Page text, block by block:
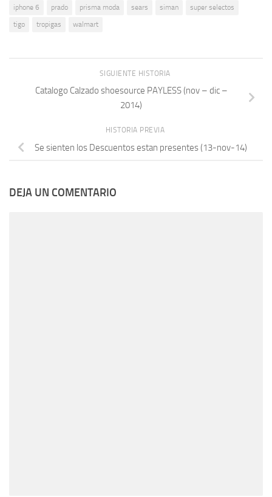
iphone 6
prado prisma moda sears siman
super selectos
tigo
tropigas walmart
SIGUIENTE HISTORIA
Catalogo Calzado shoesource PAYLESS (nov – dic –
2014)
HISTORIA PREVIA
Se sienten los Descuentos estan presentes (13-nov-14)
DEJA UN COMENTARIO